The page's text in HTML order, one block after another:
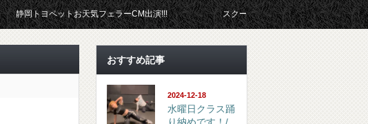
トヨペットお天気フェラーCM出演!!! スクール事業部 イベント事業部
おすすめ記事
2024-12-18
水曜日クラス踊